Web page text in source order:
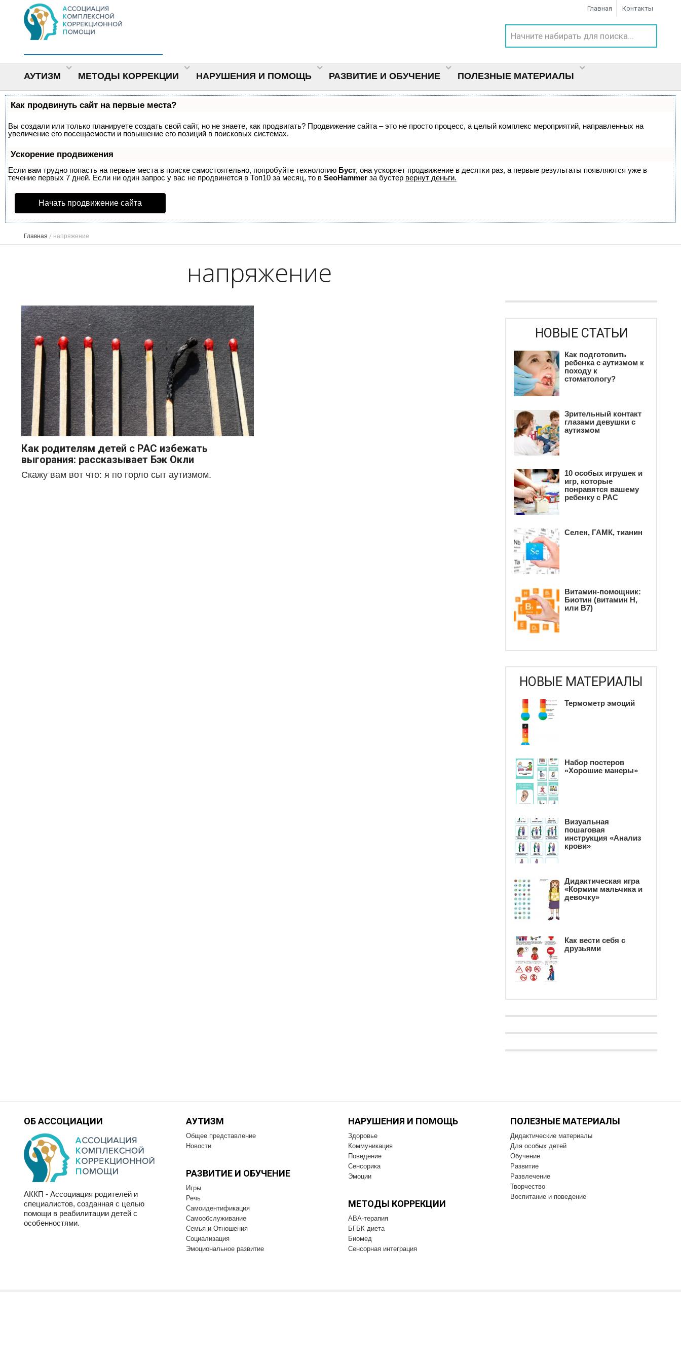
Главная Контакты
АУТИЗМ МЕТОДЫ КОРРЕКЦИИ НАРУШЕНИЯ И ПОМОЩЬ РАЗВИТИЕ И ОБУЧЕНИЕ ПОЛЕЗНЫЕ МАТЕРИАЛЫ
Как продвинуть сайт на первые места?
Вы создали или только планируете создать свой сайт, но не знаете, как продвигать? Продвижение сайта – это не просто процесс, а целый комплекс мероприятий, направленных на
увеличение его посещаемости и повышение его позиций в поисковых системах.
Ускорение продвижения
Если вам трудно попасть на первые места в поиске самостоятельно, попробуйте технологию Буст, она ускоряет продвижение в десятки раз, а первые результаты появляются уже в
течение первых 7 дней. Если ни один запрос у вас не продвинется в Топ10 за месяц, то в SeoHammer за бустер вернут деньги.
Начать продвижение сайта
Главная / напряжение
напряжение
Как родителям детей с РАС избежать
выгорания: рассказывает Бэк Окли
Скажу вам вот что: я по горло сыт аутизмом.
НОВЫЕ СТАТЬИ
Как подготовить
ребенка c аутизмом к
походу к
стоматологу?
Зрительный контакт
глазами девушки с
аутизмом
10 особых игрушек и
игр, которые
понравятся вашему
ребенку c РАС
Селен, ГАМК, тианин
Витамин-помощник:
Биотин (витамин Н,
или В7)
НОВЫЕ МАТЕРИАЛЫ
Термометр эмоций
Набор постеров
«Хорошие манеры»
Визуальная
пошаговая
инструкция «Анализ
крови»
Дидактическая игра
«Кормим мальчика и
девочку»
Как вести себя с
друзьями
ОБ АССОЦИАЦИИ
АККП - Ассоциация родителей и
специалистов, созданная с целью
помощи в реабилитации детей с
особенностями.
АУТИЗМ
Общее представление
Новости
РАЗВИТИЕ И OБУЧЕНИЕ
Игры
Речь
Самоидентификация
Самообслуживание
Семья и Отношения
Социализация
Эмоциональное развитие
НАРУШЕНИЯ И ПОМОЩЬ
Здоровье
Коммуникация
Поведение
Сенсорика
Эмоции
МЕТОДЫ КОРРЕКЦИИ
ABA-терапия
БГБК диета
Биомед
Cенсорная интеграция
ПОЛЕЗНЫЕ МАТЕРИАЛЫ
Дидактические материалы
Для особых детей
Обучение
Развитие
Развлечение
Творчество
Воспитание и поведение